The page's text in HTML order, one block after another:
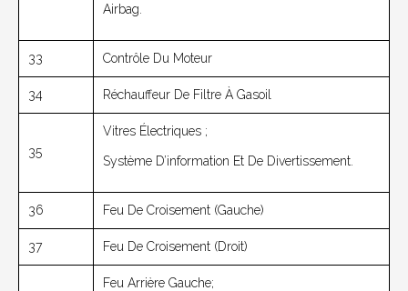
Airbag.
33 Contrôle Du Moteur
34 Réchauffeur De Filtre À Gasoil
35
Vitres Électriques ;
Système D’information Et De Divertissement.
36 Feu De Croisement (gauche)
37 Feu De Croisement (droit)
Feu Arrière Gauche;